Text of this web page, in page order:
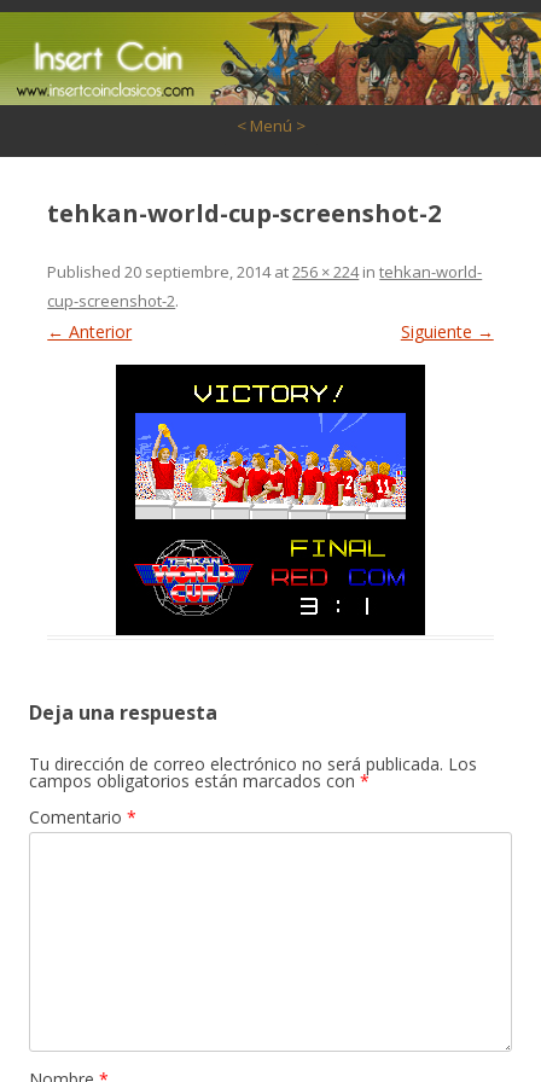
< Menú >
tehkan-world-cup-screenshot-2
Published20 septiembre, 2014at256 × 224intehkan-world-
cup-screenshot-2.
← Anterior Siguiente →
Deja una respuesta
Tu dirección de correo electrónico no será publicada. Los
campos obligatorios están marcados con *
Comentario *